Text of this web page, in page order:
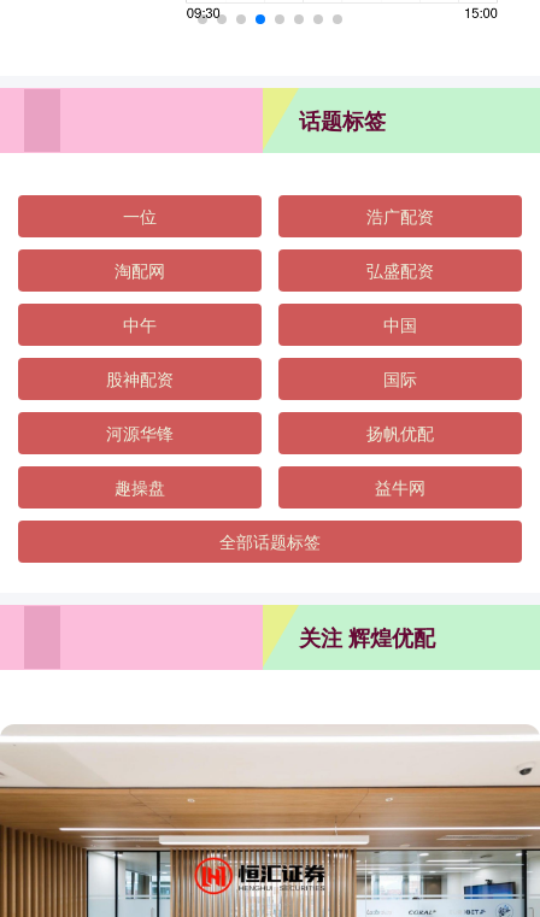
话题标签
一位 浩广配资
淘配网 弘盛配资
中午 中国
股神配资 国际
河源华锋 扬帆优配
趣操盘 益牛网
全部话题标签
关注 辉煌优配